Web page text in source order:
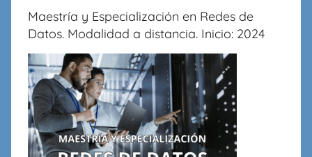
Maestría y Especialización en Redes de
Datos. Modalidad a distancia. Inicio: 2024